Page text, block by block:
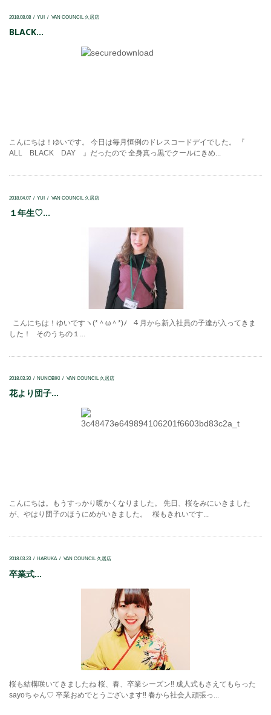
2018.08.08 YUI VAN COUNCIL 久居店
BLACK...
こんにちは！ゆいです。 今日は毎月恒例のドレスコードデイでした。 『
ALL BLACK DAY 』だったので 全身真っ黒でクールにきめ...
2018.04.07 YUI VAN COUNCIL 久居店
１年生♡...
こんにちは！ゆいですヽ(*＾ω＾*)ﾉ ４月から新入社員の子達が入ってきま
した！ そのうちの１...
2018.03.30 NUNOBIKI VAN COUNCIL 久居店
花より団子...
こんにちは。もうすっかり暖かくなりました。 先日、桜をみにいきました
が、やはり団子のほうにめがいきました。 桜もきれいです...
2018.03.23 HARUKA VAN COUNCIL 久居店
卒業式...
桜も結構咲いてきましたね 桜、春、卒業シーズン‼ 成人式もさえてもらった
sayoちゃん♡ 卒業おめでとうございます‼ 春から社会人頑張っ...